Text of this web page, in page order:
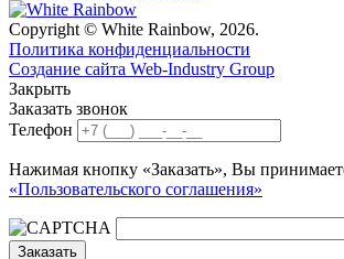
Copyright © White Rainbow, 2026.
Политика конфиденциальности
Создание сайта Web-Industry Group
Закрыть
Заказать звонок
Телефон
Нажимая кнопку «Заказать», Вы
«Пользовательского соглашения»
Заказать